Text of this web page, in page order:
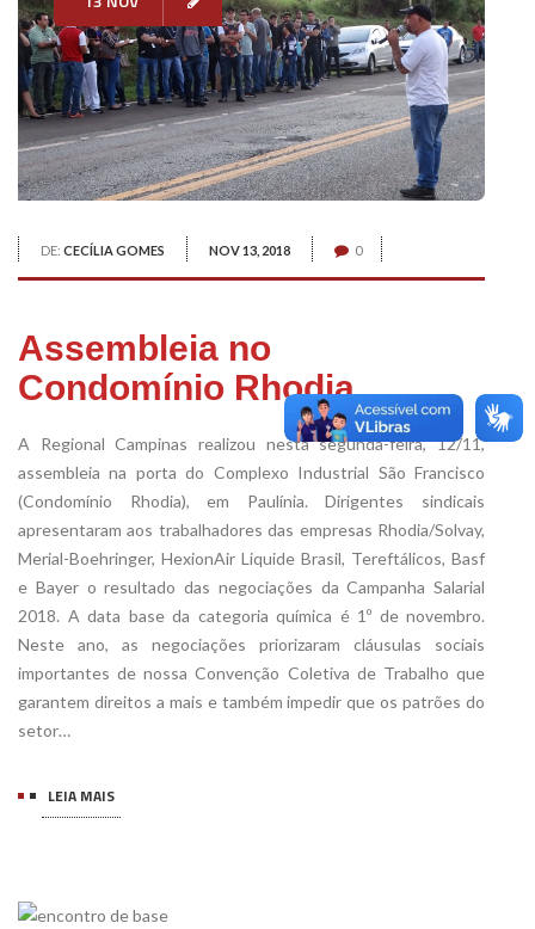
DE: CECÍLIA GOMES NOV 13, 2018 0
Assembleia no
Condomínio Rhodia
A Regional Campinas realizou nesta segunda-feira, 12/11,
assembleia na porta do Complexo Industrial São Francisco
(Condomínio Rhodia), em Paulínia. Dirigentes sindicais
apresentaram aos trabalhadores das empresas Rhodia/Solvay,
Merial-Boehringer, HexionAir Liquide Brasil, Tereftálicos, Basf
e Bayer o resultado das negociações da Campanha Salarial
2018. A data base da categoria química é 1º de novembro.
Neste ano, as negociações priorizaram cláusulas sociais
importantes de nossa Convenção Coletiva de Trabalho que
garantem direitos a mais e também impedir que os patrões do
setor…
LEIA MAIS